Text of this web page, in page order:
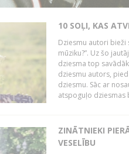
10 SOĻI, KAS
Dziesmu autori bieži
mūziku?”. Uz šo
dziesma top
dziesmu autors,
dziesmu. Sāc ar
atspoguļo dziesmas
ZINĀTNIEKI
VESELĪBU